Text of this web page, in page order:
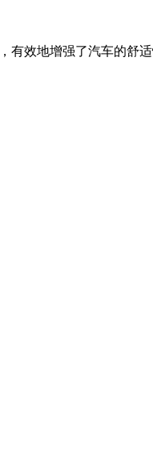
效地增强了汽车的舒